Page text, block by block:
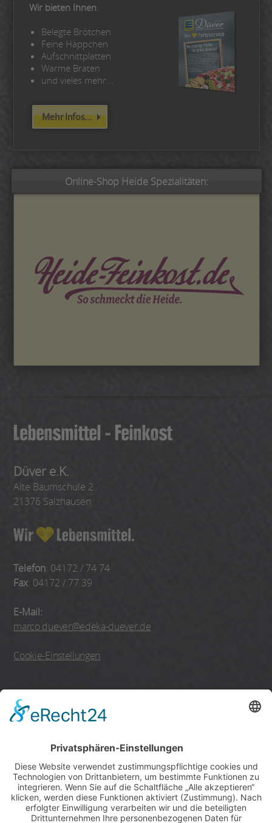
Wir bieten Ihnen:
Belegte Brötchen
Feine Häppchen
Aufschnittplatten
Warme Braten
und vieles mehr...
Mehr Infos...
Online-Shop Heide Spezialitäten:
Düver e.K.
Alte Baumschule 2
21376 Salzhausen
Telefon: 04172 / 74 74
Fax: 04172 / 77 39
E-Mail:
marco.duever@edeka-duever.de
Cookie-Einstellungen
einschließlich des
Von Allwörden Backshops
Montags - Samstags
8:00 - 20:00 Uhr